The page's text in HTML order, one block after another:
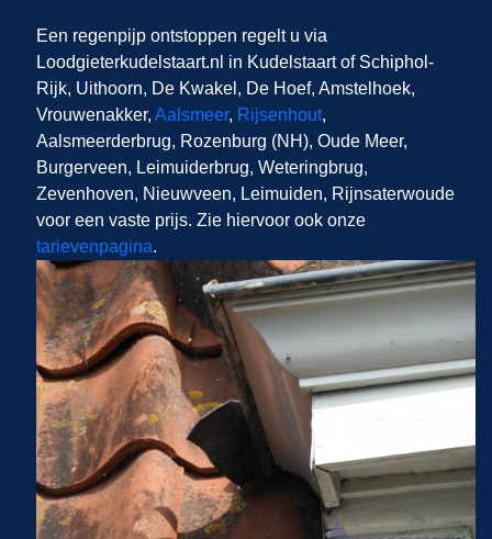
Een regenpijp ontstoppen regelt u via
Loodgieterkudelstaart.nl in Kudelstaart of Schiphol-
Rijk, Uithoorn, De Kwakel, De Hoef, Amstelhoek,
Vrouwenakker, Aalsmeer, Rijsenhout,
Aalsmeerderbrug, Rozenburg (NH), Oude Meer,
Burgerveen, Leimuiderbrug, Weteringbrug,
Zevenhoven, Nieuwveen, Leimuiden, Rijnsaterwoude
voor een vaste prijs. Zie hiervoor ook onze
tarievenpagina.